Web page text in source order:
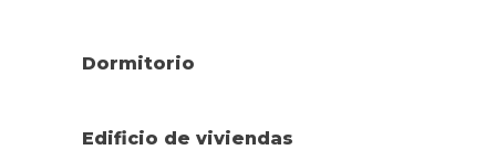
Dormitorio
Edificio de viviendas